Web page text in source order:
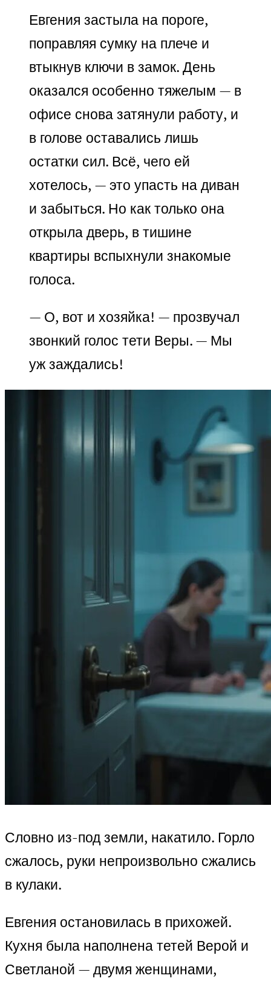
Евгения застыла на пороге,
поправляя сумку на плече и
втыкнув ключи в замок. День
оказался особенно тяжелым — в
офисе снова затянули работу, и
в голове оставались лишь
остатки сил. Всё, чего ей
хотелось, — это упасть на диван
и забыться. Но как только она
открыла дверь, в тишине
квартиры вспыхнули знакомые
голоса.
— О, вот и хозяйка! — прозвучал
звонкий голос тети Веры. — Мы
уж заждались!
Словно из-под земли, накатило. Горло
сжалось, руки непроизвольно сжались
в кулаки.
Евгения остановилась в прихожей.
Кухня была наполнена тетей Верой и
Светланой — двумя женщинами,